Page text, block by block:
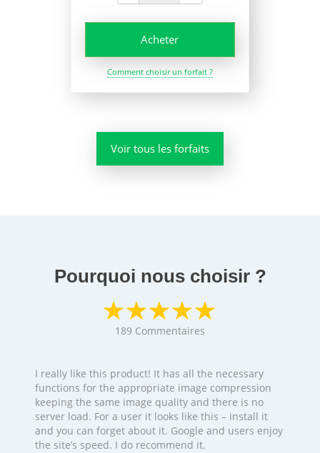
Acheter
Comment choisir un forfait ?
Voir tous les forfaits
Pourquoi nous choisir ?
189 Commentaires
I really like this product! It has all the necessary
functions for the appropriate image compression
keeping the same image quality and there is no
server load. For a user it looks like this – install it
and you can forget about it. Google and users enjoy
the site’s speed. I do recommend it.